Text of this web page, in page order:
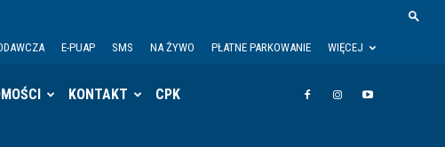
E-PUAP SMS NA ŻYWO PŁATNE PARKOWANIE WIĘCEJ
KONTAKT CPK